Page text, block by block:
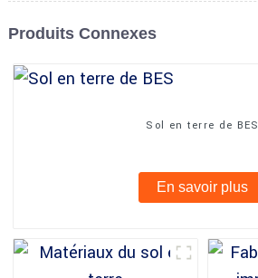
Produits Connexes
Sol en terre de BES
En savoir plus